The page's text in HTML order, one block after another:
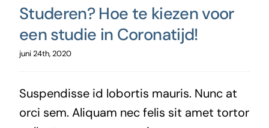
Studeren? Hoe te kiezen voor
een studie in Coronatijd!
juni 24th, 2020
Suspendisse id lobortis mauris. Nunc at
orci sem. Aliquam nec felis sit amet tortor